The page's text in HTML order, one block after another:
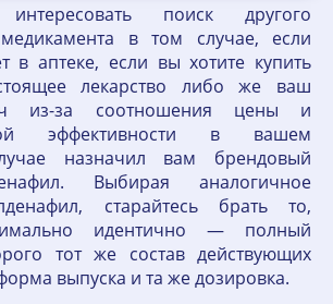
поиск другого
в том случае, если
в аптеке, если вы хотите купить
лекарство либо же ваш
из-за соотношения цены и
эффективности в вашем
назначил вам брендовый
Выбирая аналогичное
старайтесь брать то,
идентично — полный
тот же состав действующих
выпуска и та же дозировка.